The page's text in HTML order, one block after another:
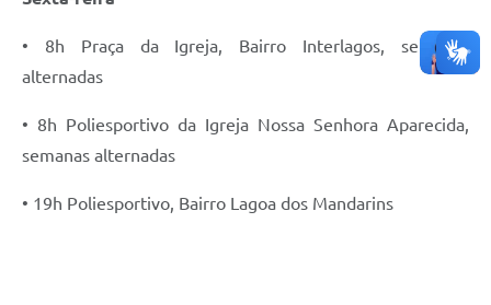
• 8h Praça da Igreja, Bairro Interlagos, semanas
alternadas
• 8h Poliesportivo da Igreja Nossa Senhora Aparecida,
semanas alternadas
• 19h Poliesportivo, Bairro Lagoa dos Mandarins